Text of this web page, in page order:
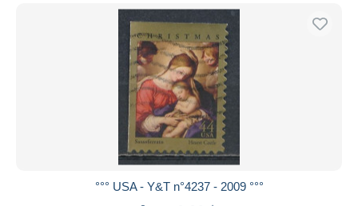
°°° USA - Y&T n°4237 - 2009 °°°